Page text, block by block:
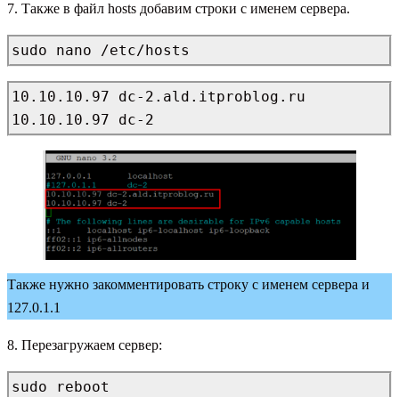
7. Также в файл hosts добавим строки с именем сервера.
sudo nano /etc/hosts
10.10.10.97 dc-2.ald.itproblog.ru
10.10.10.97 dc-2
Также нужно закомментировать строку с именем сервера и
127.0.1.1
8. Перезагружаем сервер:
sudo reboot